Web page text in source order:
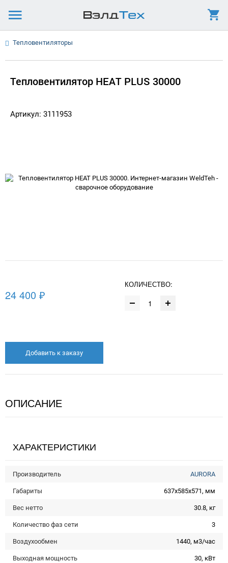
Тепловентиляторы
Тепловентилятор HEAT PLUS 30000
Артикул: 3111953
24 400 ₽
КОЛИЧЕСТВО:
Добавить к заказу
ОПИСАНИЕ
ХАРАКТЕРИСТИКИ
Производитель AURORA
Габариты 637х585х571, мм
Вес нетто 30.8, кг
Количество фаз сети 3
Воздухообмен 1440, м3/час
Выходная мощность 30, кВт